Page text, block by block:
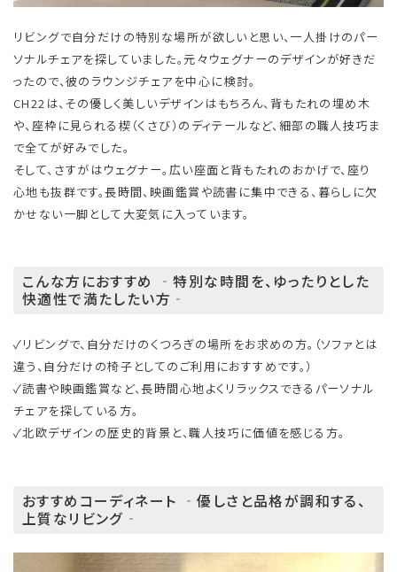
リビングで自分だけの特別な場所が欲しいと思い、一人掛けのパー
ソナルチェアを探していました。元々ウェグナーのデザインが好きだ
ったので、彼のラウンジチェアを中心に検討。
CH22は、その優しく美しいデザインはもちろん、背もたれの埋め木
や、座枠に見られる楔（くさび）のディテールなど、細部の職人技巧ま
で全てが好みでした。
そして、さすがはウェグナー。広い座面と背もたれのおかげで、座り
心地も抜群です。長時間、映画鑑賞や読書に集中できる、暮らしに欠
かせない一脚として大変気に入っています。
こんな方におすすめ ‐特別な時間を、ゆったりとした
快適性で満たしたい方‐
✓リビングで、自分だけのくつろぎの場所をお求めの方。（ソファとは
違う、自分だけの椅子としてのご利用におすすめです。）
✓読書や映画鑑賞など、長時間心地よくリラックスできるパーソナル
チェアを探している方。
✓北欧デザインの歴史的背景と、職人技巧に価値を感じる方。
おすすめコーディネート ‐優しさと品格が調和する、
上質なリビング‐